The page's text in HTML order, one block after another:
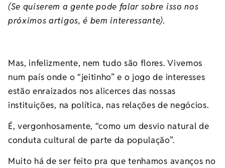
(Se quiserem a gente pode falar sobre isso nos
próximos artigos, é bem interessante).
Mas, infelizmente, nem tudo são flores. Vivemos
num país onde o “jeitinho” e o jogo de interesses
estão enraizados nos alicerces das nossas
instituições, na política, nas relações de negócios.
É, vergonhosamente, “como um desvio natural de
conduta cultural de parte da população”.
Muito há de ser feito pra que tenhamos avanços no